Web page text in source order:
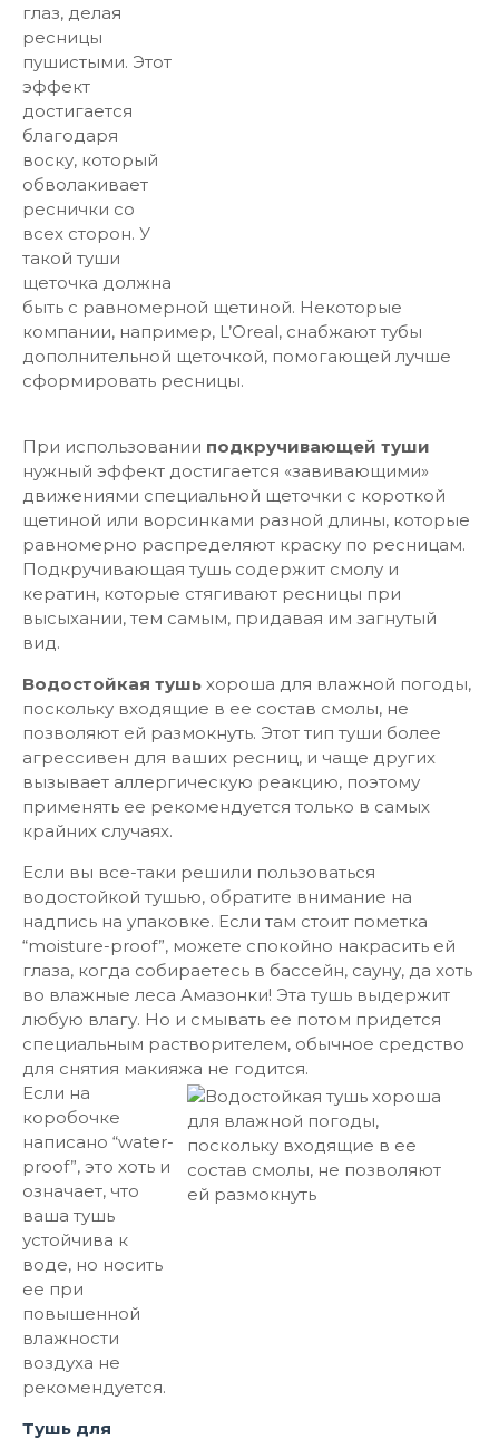
глаз, делая
ресницы
пушистыми. Этот
эффект
достигается
благодаря
воску, который
обволакивает
реснички со
всех сторон. У
такой туши
щеточка должна
быть с равномерной щетиной. Некоторые
компании, например, L’Oreal, снабжают тубы
дополнительной щеточкой, помогающей лучше
сформировать ресницы.
При использовании подкручивающей туши
нужный эффект достигается «завивающими»
движениями специальной щеточки с короткой
щетиной или ворсинками разной длины, которые
равномерно распределяют краску по ресницам.
Подкручивающая тушь содержит смолу и
кератин, которые стягивают ресницы при
высыхании, тем самым, придавая им загнутый
вид.
Водостойкая тушь хороша для влажной погоды,
поскольку входящие в ее состав смолы, не
позволяют ей размокнуть. Этот тип туши более
агрессивен для ваших ресниц, и чаще других
вызывает аллергическую реакцию, поэтому
применять ее рекомендуется только в самых
крайних случаях.
Если вы все-таки решили пользоваться
водостойкой тушью, обратите внимание на
надпись на упаковке. Если там стоит пометка
“moisture-proof”, можете спокойно накрасить ей
глаза, когда собираетесь в бассейн, сауну, да хоть
во влажные леса Амазонки! Эта тушь выдержит
любую влагу. Но и смывать ее потом придется
специальным растворителем, обычное средство
для снятия макияжа не годится.
Если на
коробочке
написано “water-
proof”, это хоть и
означает, что
ваша тушь
устойчива к
воде, но носить
ее при
повышенной
влажности
воздуха не
рекомендуется.
Тушь для